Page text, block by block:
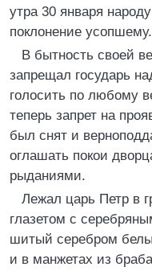
утра 30 января
поклонение усопшему.
В бытность своей
запрещал государь
голосить по любому
теперь запрет на
был снят и
оглашать покои
рыданиями.
Лежал царь Петр в
глазетом с
шитый серебром
и в манжетах из